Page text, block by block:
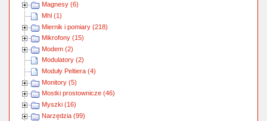
Magnesy (6)
Mhl (1)
Miernik i pomiary (218)
Mikrofony (15)
Modem (2)
Modulatory (2)
Moduły Peltiera (4)
Monitory (5)
Mostki prostownicze (46)
Myszki (16)
Narzędzia (99)